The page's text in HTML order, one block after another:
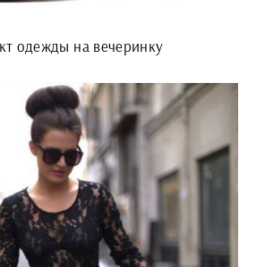
одежды на вечеринку